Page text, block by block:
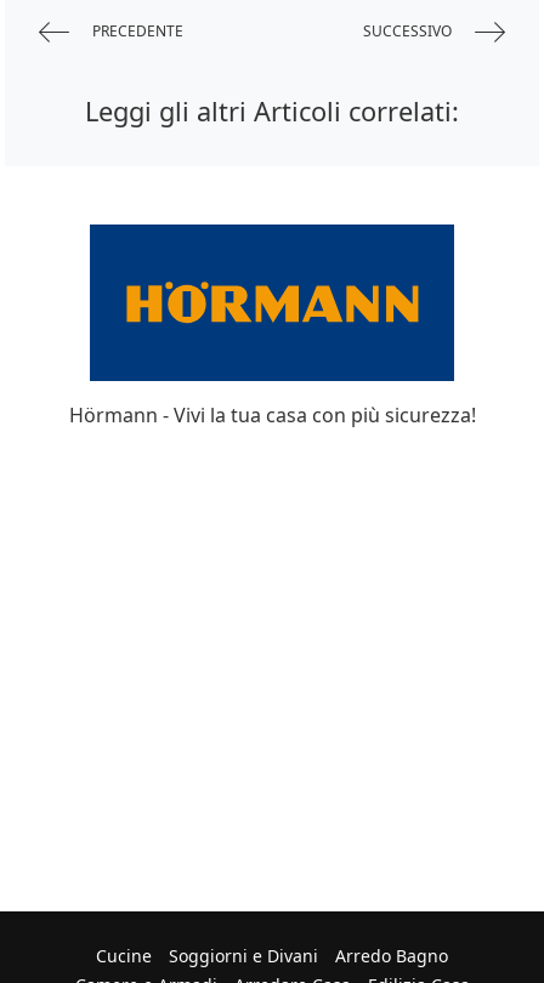
PRECEDENTE SUCCESSIVO
Leggi gli altri Articoli correlati:
Hörmann - Vivi la tua casa con più sicurezza!
Cucine Soggiorni e Divani
Arredo Bagno